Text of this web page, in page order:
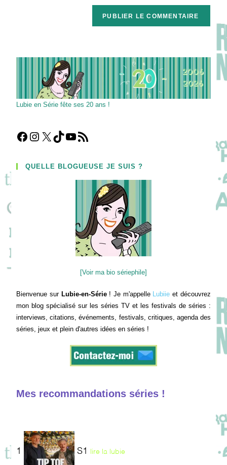
Lubie en Série fête ses 20 ans !
Facebook
Instagram
X TikTokYouTube
Flux RSS
QUELLE BLOGUEUSE JE SUIS ?
[Voir ma bio sériephile]
Bienvenue sur Lubie-en-Série! Je m'appelle Lubiie et découvrez
mon blog spécialisé sur les séries TV et les festivals de séries :
interviews, citations, événements, festivals, critiques, agenda des
séries, jeux et plein d'autres idées en séries !
Mes recommandations séries !
1 S1 lire la lubie